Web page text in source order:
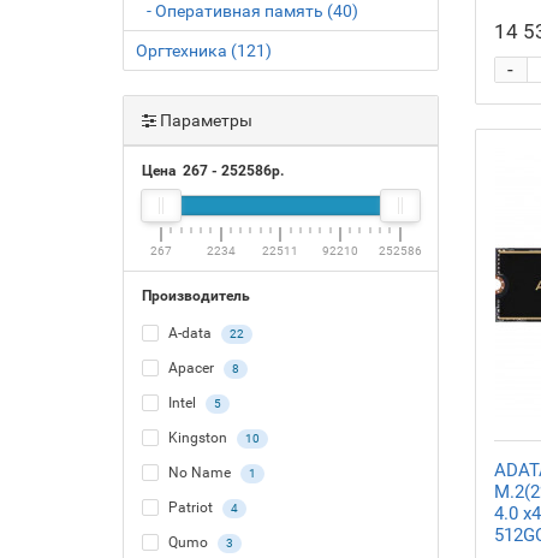
- Оперативная память (40)
Оргтехника (121)
Параметры
Цена 267 - 252586р.
267 2234 22511 92210 252586
Производитель
A-data 22
Apacer 8
Intel 5
Kingston 10
No Name 1
Patriot 4
Qumo 3
14
-
4.0